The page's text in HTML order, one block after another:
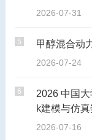
2026-07-31
5 甲醇混合动
2026-07-24
6
2026 中国
k建模与仿
2026-07-16